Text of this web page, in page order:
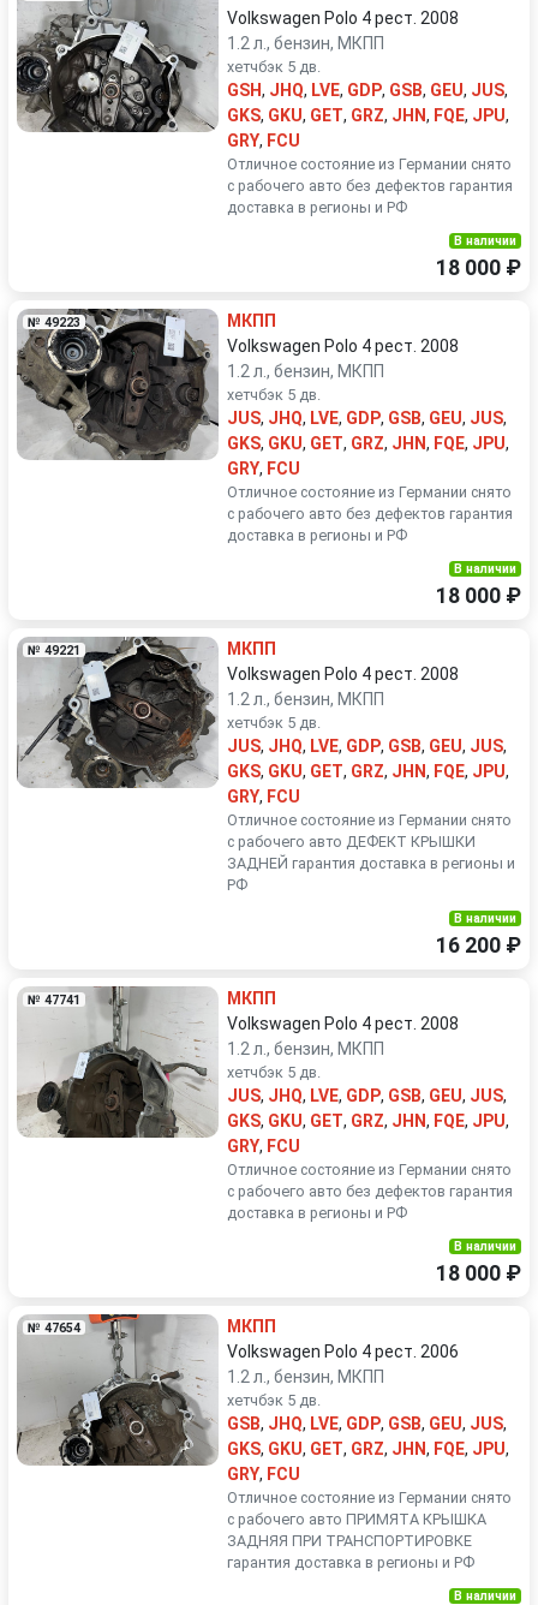
Volkswagen Polo 4 рест. 2008
1.2 л., бензин, МКПП
хетчбэк 5 дв.
GSH, JHQ, LVE, GDP, GSB, GEU, JUS,
GKS, GKU, GET, GRZ, JHN, FQE, JPU,
GRY, FCU
Отличное состояние из Германии снято
с рабочего авто без дефектов гарантия
доставка в регионы и РФ
В наличии
18 000 ₽
№ 49223
МКПП
Volkswagen Polo 4 рест. 2008
1.2 л., бензин, МКПП
хетчбэк 5 дв.
JUS, JHQ, LVE, GDP, GSB, GEU, JUS,
GKS, GKU, GET, GRZ, JHN, FQE, JPU,
GRY, FCU
Отличное состояние из Германии снято
с рабочего авто без дефектов гарантия
доставка в регионы и РФ
В наличии
18 000 ₽
№ 49221
МКПП
Volkswagen Polo 4 рест. 2008
1.2 л., бензин, МКПП
хетчбэк 5 дв.
JUS, JHQ, LVE, GDP, GSB, GEU, JUS,
GKS, GKU, GET, GRZ, JHN, FQE, JPU,
GRY, FCU
Отличное состояние из Германии снято
с рабочего авто ДЕФЕКТ КРЫШКИ
ЗАДНЕЙ гарантия доставка в регионы и
РФ
В наличии
16 200 ₽
№ 47741
МКПП
Volkswagen Polo 4 рест. 2008
1.2 л., бензин, МКПП
хетчбэк 5 дв.
JUS, JHQ, LVE, GDP, GSB, GEU, JUS,
GKS, GKU, GET, GRZ, JHN, FQE, JPU,
GRY, FCU
Отличное состояние из Германии снято
с рабочего авто без дефектов гарантия
доставка в регионы и РФ
В наличии
18 000 ₽
№ 47654
МКПП
Volkswagen Polo 4 рест. 2006
1.2 л., бензин, МКПП
хетчбэк 5 дв.
GSB, JHQ, LVE, GDP, GSB, GEU, JUS,
GKS, GKU, GET, GRZ, JHN, FQE, JPU,
GRY, FCU
Отличное состояние из Германии снято
с рабочего авто ПРИМЯТА КРЫШКА
ЗАДНЯЯ ПРИ ТРАНСПОРТИРОВКЕ
гарантия доставка в регионы и РФ
В наличии